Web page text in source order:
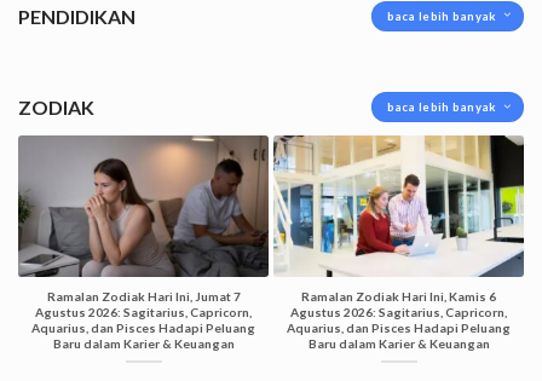
PENDIDIKAN baca lebih banyak
ZODIAK baca lebih banyak
Ramalan Zodiak Hari Ini, Jumat 7
Agustus 2026: Sagitarius, Capricorn,
Aquarius, dan Pisces Hadapi Peluang
Baru dalam Karier & Keuangan
Ramalan Zodiak Hari Ini, Kamis 6
Agustus 2026: Sagitarius, Capricorn,
Aquarius, dan Pisces Hadapi Peluang
Baru dalam Karier & Keuangan